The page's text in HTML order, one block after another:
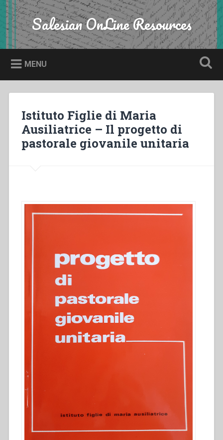
Skip
to
content
Search Salesian OnLine Resources
MENU
Istituto Figlie di Maria
Ausiliatrice – Il progetto di
pastorale giovanile unitaria